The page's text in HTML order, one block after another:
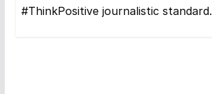
#ThinkPositive journalistic standard.